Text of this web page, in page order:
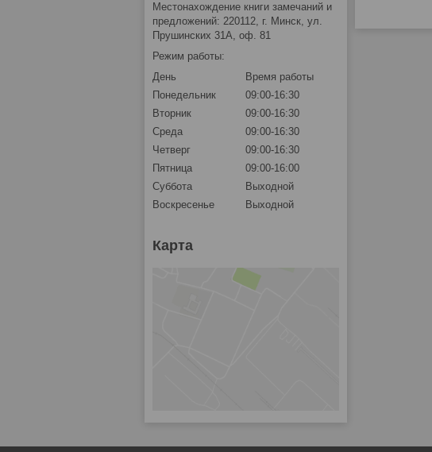
Местонахождение книги замечаний и
предложений: 220112, г. Минск, ул.
Прушинских 31А, оф. 81
Режим работы:
День
Время работы
Понедельник
09:00-16:30
Вторник
09:00-16:30
Среда
09:00-16:30
Четверг
09:00-16:30
Пятница
09:00-16:00
Суббота
Выходной
Воскресенье
Выходной
Карта